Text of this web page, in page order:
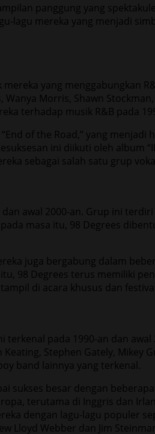
panggung yang
lagu mereka yang menjadi
yang menggabungkan
Morris, Shawn
terhadap musik R&B pada
of the Road,” yang
ini diikuti oleh album
sebagai salah satu grup
awal 2000-an. Grup ini
masa itu, 98 Degrees
juga bergabung dalam
98 Degrees terus memiliki
di acara khusus dan
pada 1990-an dan
Stephen Gately, Mikey
band lainnya yang terkenal.
besar dengan
terutama di Inggris dan
dengan lagu-lagu populer
Webber dan Jim